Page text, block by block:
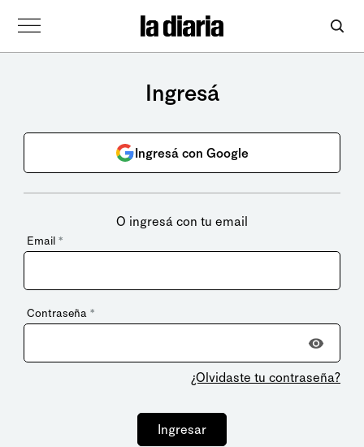
Ingresá
Ingresá con Google
O ingresá con tu email
Email *
Contraseña *
¿Olvidaste tu contraseña?
Ingresar